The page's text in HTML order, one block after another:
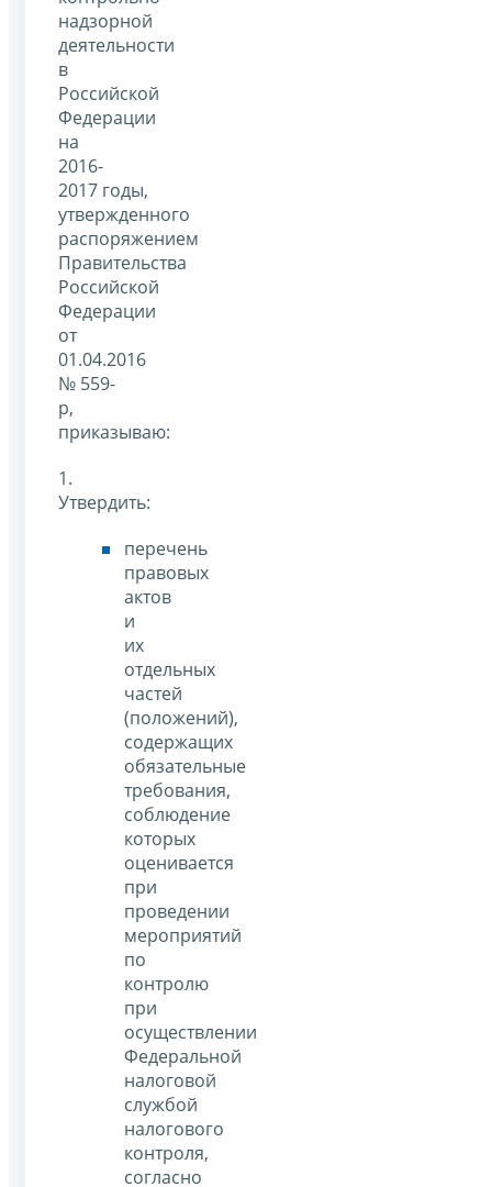
надзорной
деятельности
в
Российской
Федерации
на
2016-
2017 годы,
утвержденного
распоряжением
Правительства
Российской
Федерации
от
01.04.2016
№ 559-
р,
приказываю:
1.
Утвердить:
перечень
правовых
актов
и
их
отдельных
частей
(положений),
содержащих
обязательные
требования,
соблюдение
которых
оценивается
при
проведении
мероприятий
по
контролю
при
осуществлении
Федеральной
налоговой
службой
налогового
контроля,
согласно